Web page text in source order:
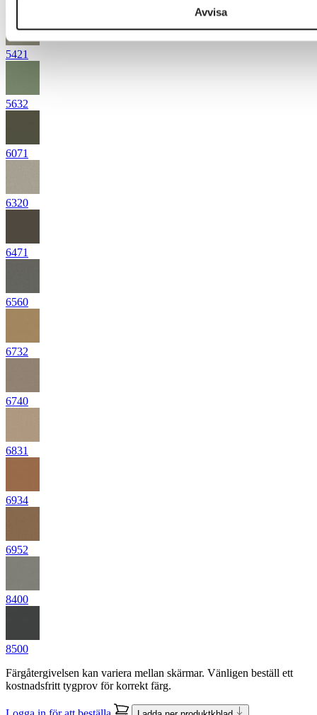
Avvisa
5421
5632
6071
6320
6471
6560
6732
6740
6831
6934
6952
8400
8500
Färgåtergivelsen kan variera mellan skärmar. Vänligen beställ ett
kostnadsfritt tygprov för korrekt färg.